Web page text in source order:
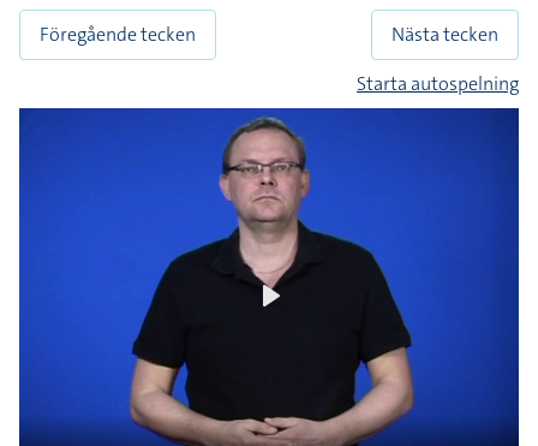
Föregående tecken
Nästa tecken
Starta autospelning